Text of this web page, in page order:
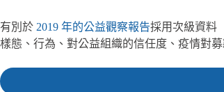
有別於 2019 年的公益觀察報告採用次級資料
樣態、行為、對公益組織的信任度、疫情對